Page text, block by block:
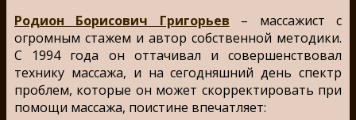
Родион Борисович Григорьев – массажист с
огромным стажем и автор собственной методики.
С 1994 года он оттачивал и совершенствовал
технику массажа, и на сегодняшний день спектр
проблем, которые он может скорректировать при
помощи массажа, поистине впечатляет: